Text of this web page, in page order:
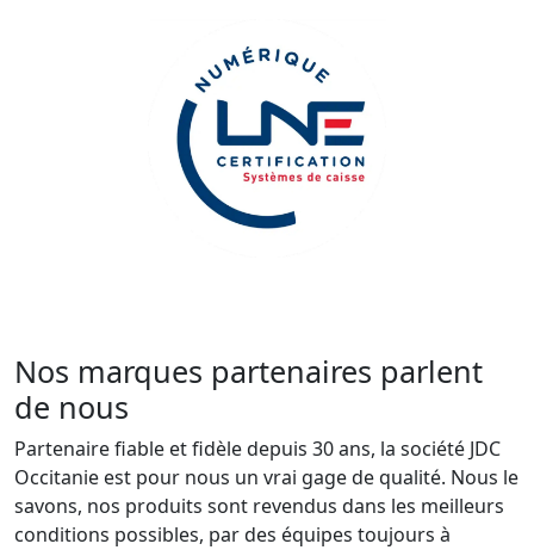
Nos marques partenaires parlent
de nous
Partenaire fiable et fidèle depuis 30 ans, la société JDC
Occitanie est pour nous un vrai gage de qualité. Nous le
savons, nos produits sont revendus dans les meilleurs
conditions possibles, par des équipes toujours à